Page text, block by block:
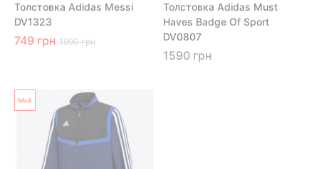
Толстовка Adidas Messi
DV1323
749 грн 1990 грн
Толстовка Adidas Must
Haves Badge Of Sport
DV0807
1590 грн